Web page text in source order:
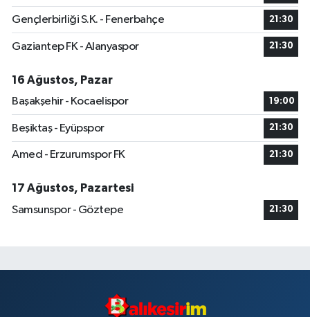
Gençlerbirliği S.K. - Fenerbahçe 21:30
Gaziantep FK - Alanyaspor 21:30
16 Ağustos, Pazar
Başakşehir - Kocaelispor
19:00
Beşiktaş - Eyüpspor 21:30
Amed - Erzurumspor FK 21:30
17 Ağustos, Pazartesi
Samsunspor - Göztepe
21:30